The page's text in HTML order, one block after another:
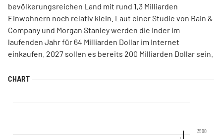
bevölkerungsreichen Land mit rund 1,3 Milliarden
Einwohnern noch relativ klein. Laut einer Studie von Bain &
Company und Morgan Stanley werden die Inder im
laufenden Jahr für 64 Milliarden Dollar im Internet
einkaufen. 2027 sollen es bereits 200 Milliarden Dollar sein.
3500